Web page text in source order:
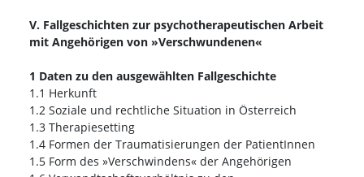
V. Fallgeschichten zur psychotherapeutischen Arbeit
mit Angehörigen von »Verschwundenen«
1 Daten zu den ausgewählten Fallgeschichte
1.1 Herkunft
1.2 Soziale und rechtliche Situation in Österreich
1.3 Therapiesetting
1.4 Formen der Traumatisierungen der PatientInnen
1.5 Form des »Verschwindens« der Angehörigen